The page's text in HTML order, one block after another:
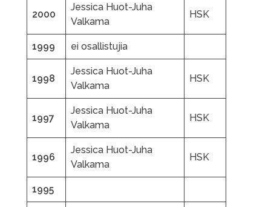
2000
Jessica Huot-Juha
Valkama
HSK
1999 ei osallistujia
1998
Jessica Huot-Juha
Valkama
HSK
1997
Jessica Huot-Juha
Valkama
HSK
1996
Jessica Huot-Juha
Valkama
HSK
1995